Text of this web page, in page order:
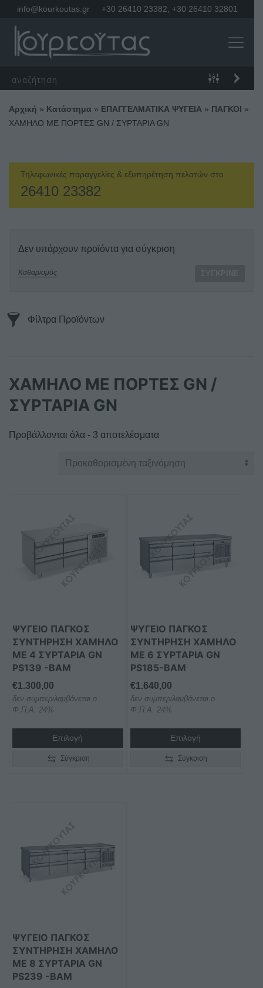
info@kourkoutas.gr +30 26410 23382 +30 26410 32801
Αρχική » Κατάστημα » ΕΠΑΓΓΕΛΜΑΤΙΚΑ ΨΥΓΕΙΑ » ΠΑΓΚΟΙ
»
ΧΑΜΗΛΟ ΜΕ ΠΟΡΤΕΣ GN / ΣΥΡΤΑΡΙΑ GN
Τηλεφωνικές παραγγελίες & εξυπηρέτηση πελατών στο
26410 23382
Δεν υπάρχουν προϊόντα για σύγκριση
Καθαρισμός
Φίλτρα Προϊόντων
ΧΑΜΗΛΟ ΜΕ ΠΟΡΤΕΣ GN /
ΣΥΡΤΑΡΙΑ GN
Προβάλλονται όλα - 3 αποτελέσματα
ΨΥΓΕΙΟ ΠΑΓΚΟΣ
ΣΥΝΤΗΡΗΣΗ ΧΑΜΗΛΟ
ΜΕ 4 ΣΥΡΤΑΡΙΑ GN
PS139 -BAM
€1.300,00
δεν συμπεριλαμβάνεται ο
Φ.Π.Α. 24%
Επιλογή
Σύγκριση
ΨΥΓΕΙΟ ΠΑΓΚΟΣ
ΣΥΝΤΗΡΗΣΗ ΧΑΜΗΛΟ
ΜΕ 6 ΣΥΡΤΑΡΙΑ GN
PS185-BAM
€1.640,00
δεν συμπεριλαμβάνεται ο
Φ.Π.Α. 24%
Επιλογή
Σύγκριση
ΨΥΓΕΙΟ ΠΑΓΚΟΣ
ΣΥΝΤΗΡΗΣΗ ΧΑΜΗΛΟ
ΜΕ 8 ΣΥΡΤΑΡΙΑ GN
PS239 -BAM